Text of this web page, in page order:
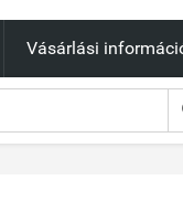
Vásárlási